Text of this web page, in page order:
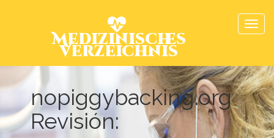
Medizinisches
Verzeichnis
nopiggybacking.org
Revisión: